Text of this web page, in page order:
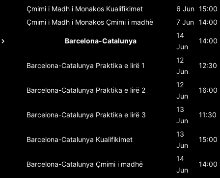
Çmimi i Madh i Monakos Kualifikimet 6 Jun 15:00
Çmimi i Madh i Monakos Çmimi i madhë 7 Jun 14:00
Barcelona-Catalunya
14
Jun
14:00
Barcelona-Catalunya Praktika e lirë 1
12
Jun
12:30
Barcelona-Catalunya Praktika e lirë 2
12
Jun
16:00
Barcelona-Catalunya Praktika e lirë 3
13
Jun
11:30
Barcelona-Catalunya Kualifikimet
13
Jun
15:00
Barcelona-Catalunya Çmimi i madhë
14
Jun
14:00